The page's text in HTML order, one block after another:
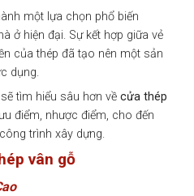
một lựa chọn phổ biến
ở hiện đại. Sự kết hợp giữa vẻ
của thép đã tạo nên một sản
dụng.
tìm hiểu sâu hơn về cửa thép
điểm, nhược điểm, cho đến
trình xây dựng.
vân gỗ